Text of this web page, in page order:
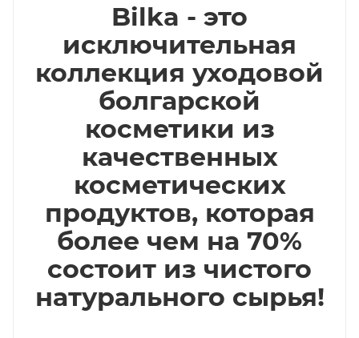
Bilka - это
исключительная
коллекция уходовой
болгарской
косметики из
качественных
косметических
продуктов, которая
более чем на 70%
состоит из чистого
натурального сырья!